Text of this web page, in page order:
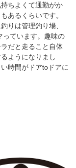
ちよくて通勤がか
あるくらいです。
りは管理釣り場、
っています。趣味の
だと走ること自体
ようになりまし
時間がドアtoドアに